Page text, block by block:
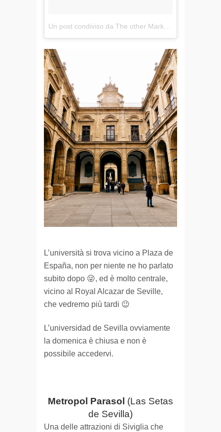
L’università si trova vicino a Plaza de
España, non per niente ne ho parlato
subito dopo 😜, ed è molto centrale,
vicino al Royal Alcazar de Seville,
che vedremo più tardi 😉
L’universidad de Sevilla ovviamente
la domenica è chiusa e non è
possibile accedervi.
Metropol Parasol (Las Setas
de Sevilla)
Una delle attrazioni di Siviglia che